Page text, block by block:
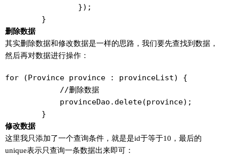
                });
        }
删除数据
其实删除数据和修改数据是一样的思路，我们要先查找到数据，
然后再对数据进行操作：
for (Province province : provinceList) {
            //删除数据
            provinceDao.delete(province);
        }
修改数据
这里我只添加了一个查询条件，就是是id于等于10，最后的
unique表示只查询一条数据出来即可：